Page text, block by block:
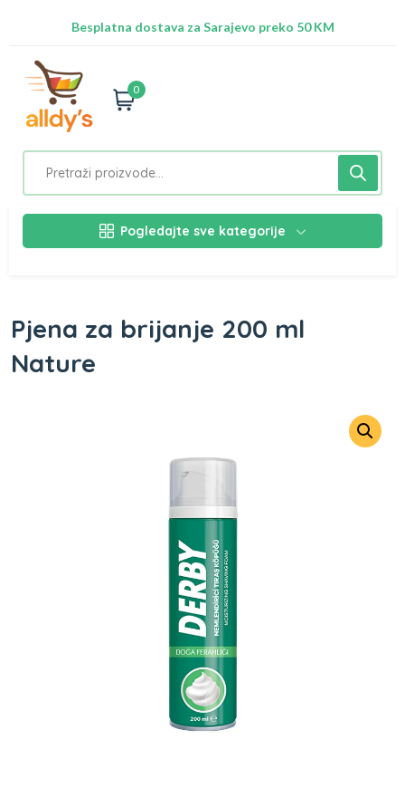
Nalazimo se na adresi Stupska 21b, Ilidža 71210
0
Pogledajte sve kategorije
Pjena za brijanje 200 ml
Nature